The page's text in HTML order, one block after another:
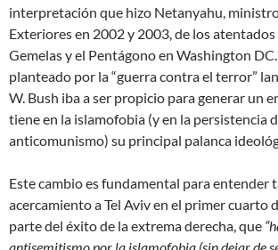
interpretación que hizo Netanyahu,
Exteriores en 2002 y 2003, de los
Gemelas y el Pentágono en Washington
planteado por la “guerra contra el terror”
W. Bush iba a ser propicio para generar un
tiene en la islamofobia (y en la persistencia
anticomunismo) su principal palanca
Este cambio es fundamental para entender
acercamiento a Tel Aviv en el primer cuarto
parte del éxito de la extrema derecha, que